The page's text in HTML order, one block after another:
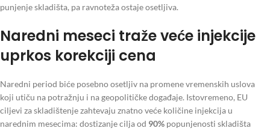
punjenje skladišta, pa ravnoteža ostaje osetljiva.
Naredni meseci traže veće injekcije
uprkos korekciji cena
Naredni period biće posebno osetljiv na promene vremenskih uslova
koji utiču na potražnju i na geopolitičke događaje. Istovremeno, EU
ciljevi za skladištenje zahtevaju znatno veće količine injekcija u
narednim mesecima: dostizanje cilja od 90% popunjenosti skladišta